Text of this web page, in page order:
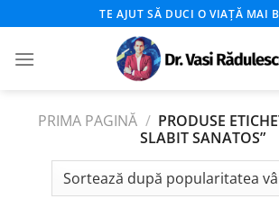
to
content
TE AJUT SĂ DUCI O VIAȚĂ MAI
PRIMA PAGINĂ / PRODUSE
SLABIT SANATOS”